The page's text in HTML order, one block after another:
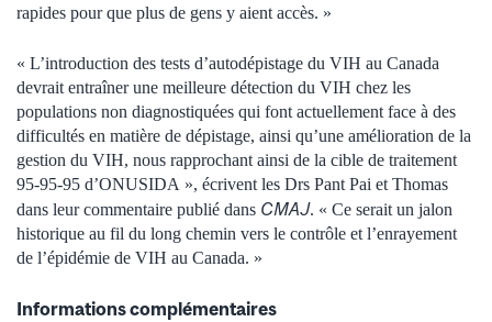
rapides pour que plus de gens y aient accès. »
« L’introduction des tests d’autodépistage du VIH au Canada
devrait entraîner une meilleure détection du VIH chez les
populations non diagnostiquées qui font actuellement face à des
difficultés en matière de dépistage, ainsi qu’une amélioration de la
gestion du VIH, nous rapprochant ainsi de la cible de traitement
95-95-95 d’ONUSIDA », écrivent les Drs Pant Pai et Thomas
dans leur commentaire publié dans CMAJ. « Ce serait un jalon
historique au fil du long chemin vers le contrôle et l’enrayement
de l’épidémie de VIH au Canada. »
Informations complémentaires